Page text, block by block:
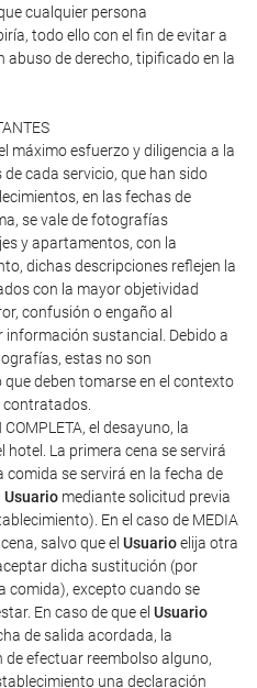
cualquier persona
todo ello con el fin de evitar a
abuso de derecho, tipificado en la
máximo esfuerzo y diligencia a la
cada servicio, que han sido
en las fechas de
se vale de fotografías
y apartamentos, con la
dichas descripciones reflejen la
con la mayor objetividad
confusión o engaño al
sustancial. Debido a
estas no son
deben tomarse en el contexto
contratados.
el desayuno, la
hotel. La primera cena se servirá
se servirá en la fecha de
Usuario mediante solicitud previa
En el caso de MEDIA
salvo que el Usuarioelija otra
dicha sustitución (por
comida), excepto cuando se
En caso de que el Usuario
de salida acordada, la
efectuar reembolso alguno,
una declaración